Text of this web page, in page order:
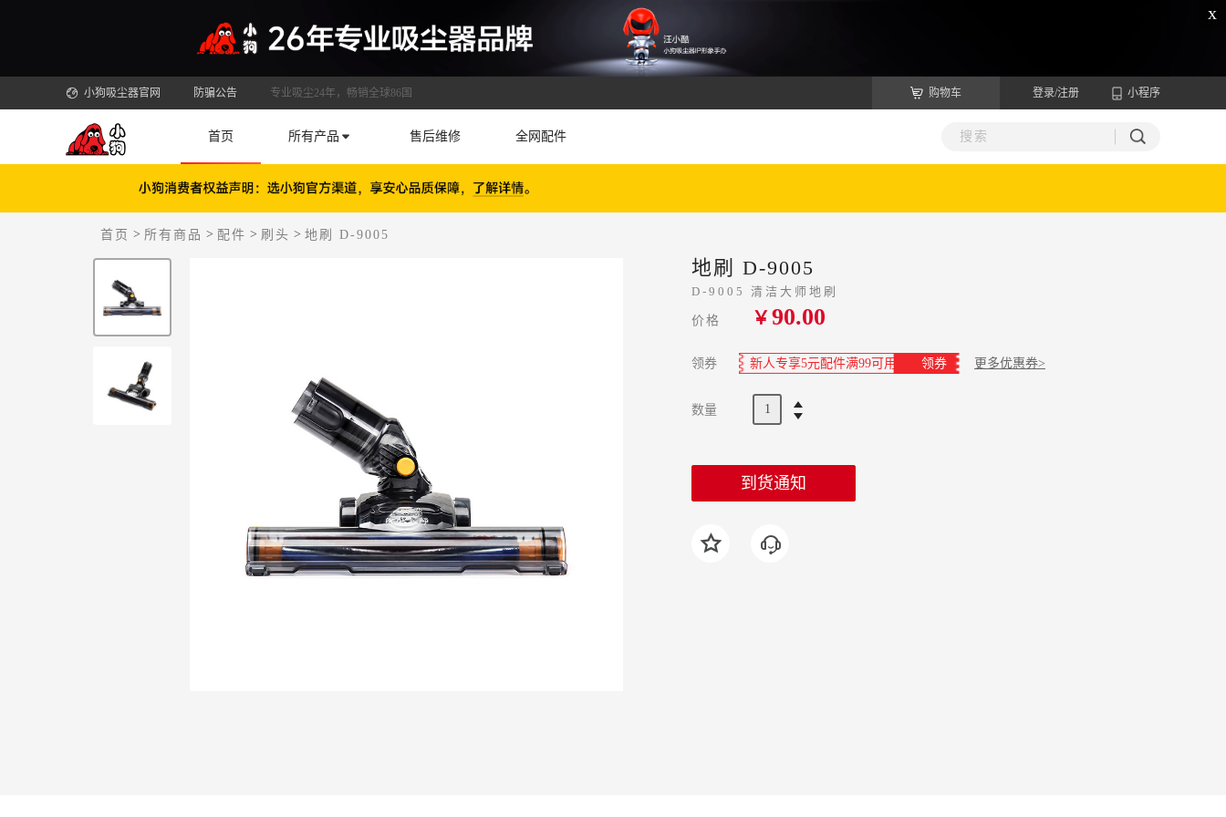
x
小狗吸尘器官网 防骗公告 专业吸尘24年，畅销全球86国 购物车 登录/注册 小程序
首页 所有产品 售后维修 全网配件
首页 > 所有商品 > 配件 > 刷头 > 地刷 D-9005
地刷 D-9005
D-9005 清洁大师地刷
价格 ￥90.00
领券 新人专享5元配件满99可用 领券 更多优惠券>
数量
到货通知